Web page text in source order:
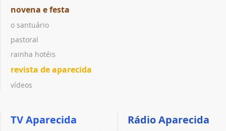
novena e festa
o santuário
pastoral
rainha hotéis
revista de aparecida
vídeos
TV Aparecida Rádio Aparecida